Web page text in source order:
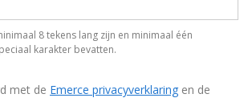
8 tekens lang zijn en minimaal één
karakter bevatten.
met de Emerce privacyverklaring en de